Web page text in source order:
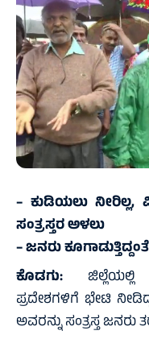
– ಕುಡಿಯಲು ನೀರಿಲ್ಲ,
ಸಂತ್ರಸ್ತರ ಅಳಲು
– ಜನರು
ಕೊಡಗು: ಜಿಲ್ಲೆಯಲ್ಲಿ
ಪ್ರದೇಶಗಳಿಗೆ ಭೇಟಿ
ಅವರನ್ನು ಸಂತ್ರಸ್ತ